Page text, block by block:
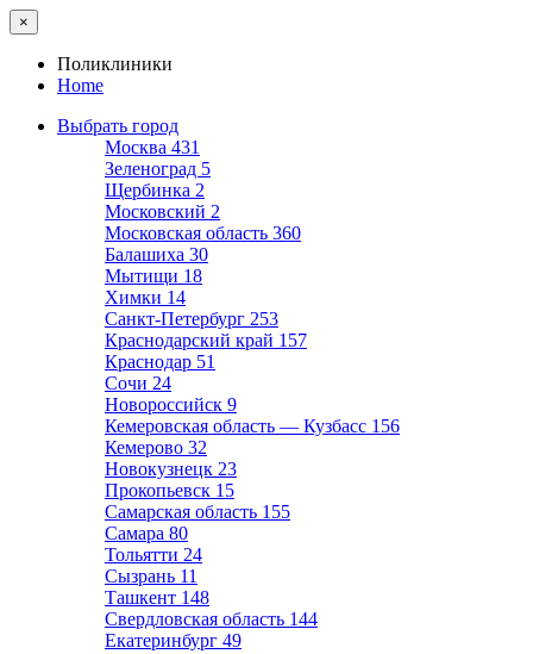
×
Поликлиники
Home
Выбрать город
Москва 431
Зеленоград 5
Щербинка 2
Московский 2
Московская область 360
Балашиха 30
Мытищи 18
Химки 14
Санкт-Петербург 253
Краснодарский край 157
Краснодар 51
Сочи 24
Новороссийск 9
Кемеровская область — Кузбасс 156
Кемерово 32
Новокузнецк 23
Прокопьевск 15
Самарская область 155
Самара 80
Тольятти 24
Сызрань 11
Ташкент 148
Свердловская область 144
Екатеринбург 49